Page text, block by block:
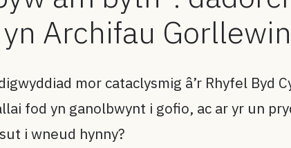
Archifau
mor cataclysmig â’r Rhyfel Byd
fod yn ganolbwynt i gofio, ac ar yr un
i wneud hynny?